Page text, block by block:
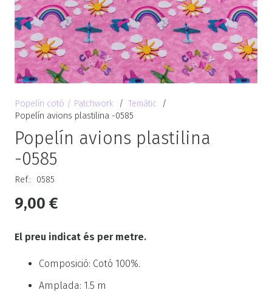
Popelín cotó / Patchwork / Temàtic
/
Popelín avions plastilina -0585
Popelín avions plastilina
-0585
Ref.: 0585
9,00 €
El preu indicat és per metre.
Composició: Cotó 100%.
Amplada: 1.5 m